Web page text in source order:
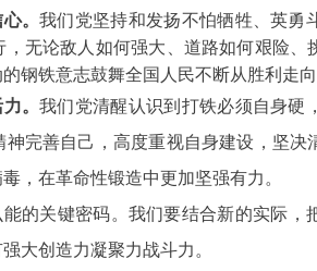
。我们党坚持和发扬不怕牺牲、英勇
无论敌人如何强大、道路如何艰险、
钢铁意志鼓舞全国人民不断从胜利走向
。我们党清醒认识到打铁必须自身硬
完善自己，高度重视自身建设，坚决
，在革命性锻造中更加坚强有力。
的关键密码。我们要结合新的实际，
大创造力凝聚力战斗力。